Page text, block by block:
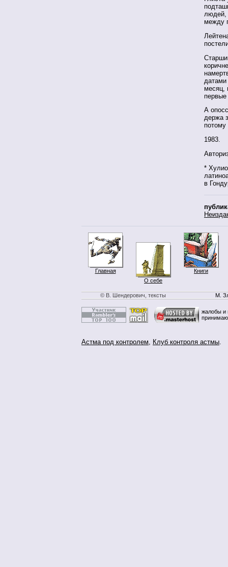
людей,
между
месяц,
А
держа
1983.
*
в
Главная
О себе
Книги
© В. Шендерович, тексты М.
жалобы и
Астма под контролем, Клуб контроля астмы.